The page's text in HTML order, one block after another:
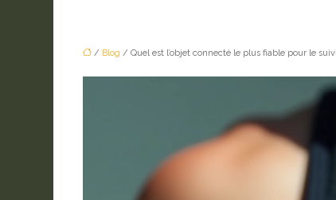
/ Blog / Quel est l’objet connecté le plus fiable pour le